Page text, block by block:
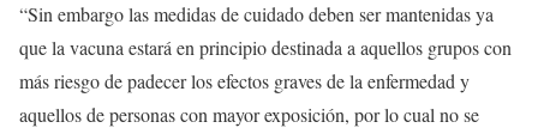
“Sin embargo las medidas de cuidado deben ser mantenidas ya
que la vacuna estará en principio destinada a aquellos grupos con
más riesgo de padecer los efectos graves de la enfermedad y
aquellos de personas con mayor exposición, por lo cual no se